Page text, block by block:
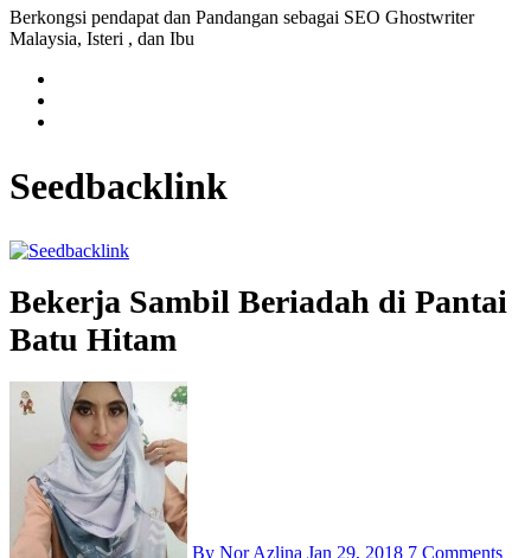
Berkongsi pendapat dan Pandangan sebagai SEO Ghostwriter
Malaysia, Isteri , dan Ibu
Seedbacklink
Bekerja Sambil Beriadah di Pantai
Batu Hitam
By Nor Azlina Jan 29, 2018 7 Comments